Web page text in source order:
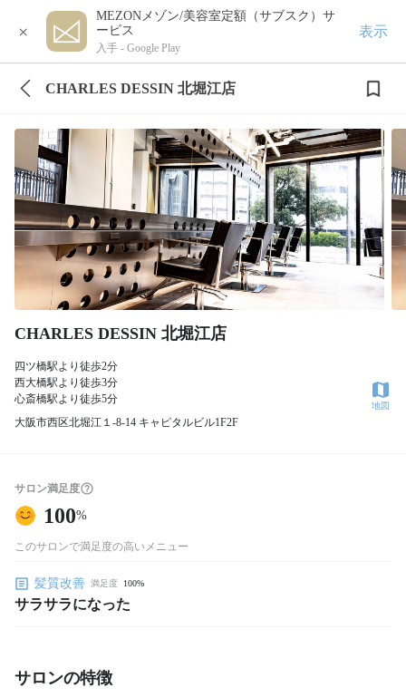
×
MEZONメゾン/美容室定額（サブスク）サ
ービス
入手 - Google Play
表示
CHARLES DESSIN 北堀江店
CHARLES DESSIN 北堀江店
四ツ橋駅より徒歩2分
西大橋駅より徒歩3分
心斎橋駅より徒歩5分
大阪市西区北堀江１-8-14 キャピタルビル1F2F
地図
サロン満足度
100%
このサロンで満足度の高いメニュー
髪質改善 満足度 100%
サラサラになった
サロンの特徴